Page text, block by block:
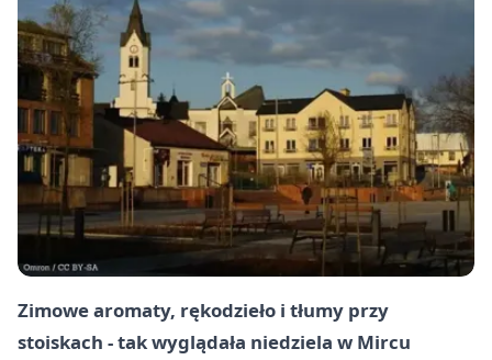
Zimowe aromaty, rękodzieło i tłumy przy
stoiskach - tak wyglądała niedziela w Mircu